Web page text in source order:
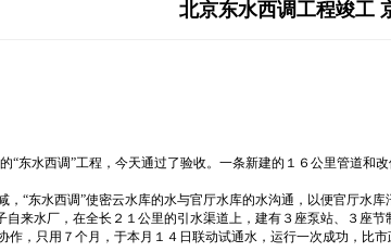
北京东水西调工程竣工
“东水西调”工程，今天通过了验收。一条新建的１６公里管道
“东水西调”使密云水库的水与官厅水库的水沟通，以便官厅水
来水厂，在全长２１公里的引水渠道上，建有３座泵站、３座
，只用７个月，于本月１４日联动试通水，运行一次成功，比市